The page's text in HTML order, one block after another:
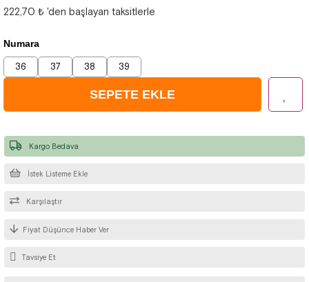
222,70 ₺ 'den başlayan taksitlerle
Numara
36 37 38 39
İstek Listeme Ekle
Karşılaştır
Fiyat Düşünce Haber Ver
Kargo Bedava
Tavsiye Et